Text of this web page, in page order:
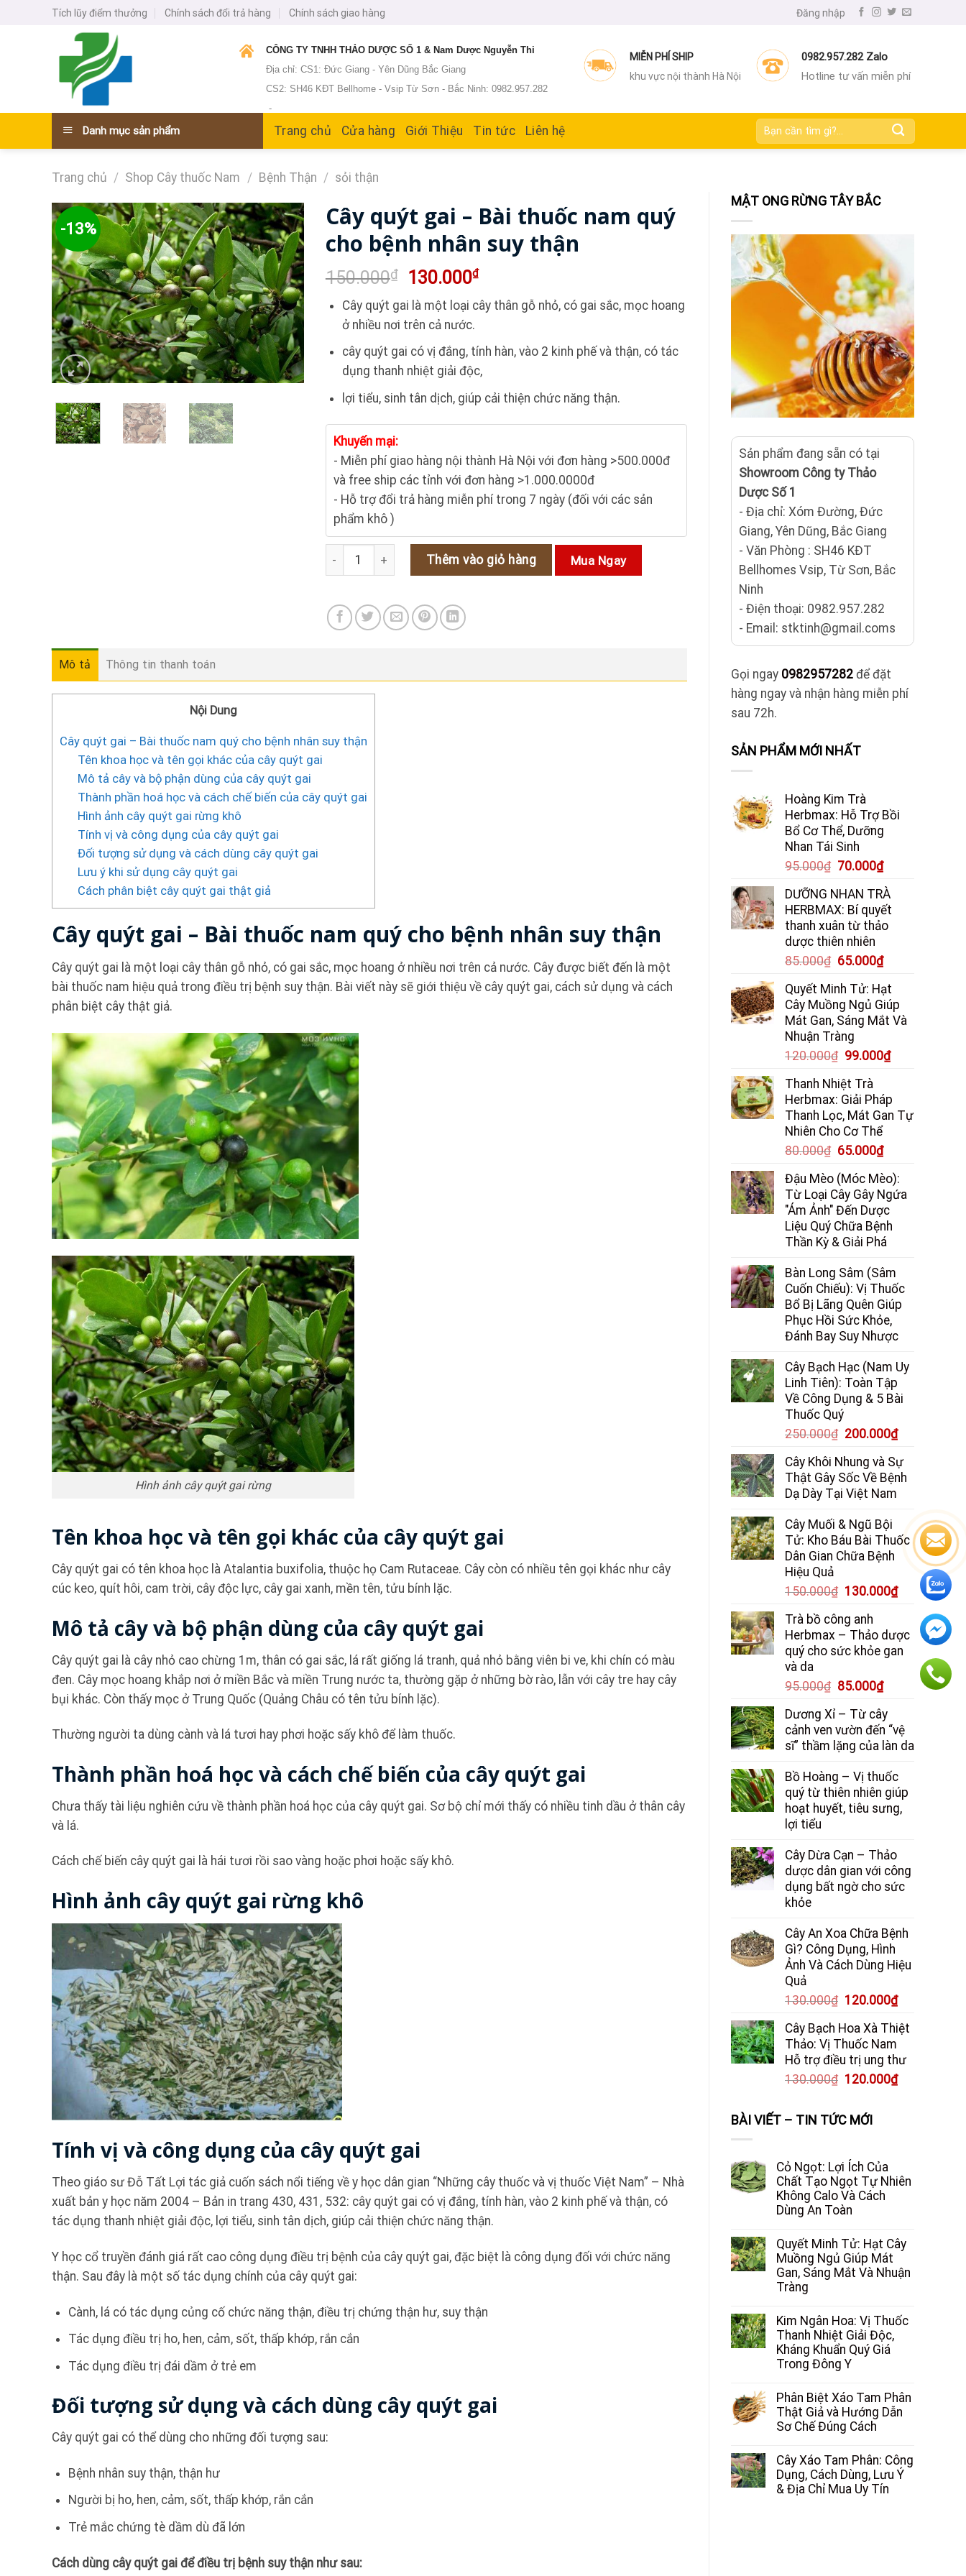
Tích lũy điểm thưởng Chính sách đổi trả hàng Chính sách giao hàng Đăng nhập
CÔNG TY TNHH THẢO DƯỢC SỐ 1 & Nam Dược Nguyễn Thi
Địa chỉ: CS1: Đức Giang - Yên Dũng Bắc Giang
CS2: SH46 KĐT Bellhome - Vsip Từ Sơn - Bắc Ninh: 0982.957.282
-
MIỄN PHÍ SHIP
khu vực nội thành Hà Nội
0982.957.282 Zalo
Hotline tư vấn miễn phí
Danh mục sản phẩm Trang chủ Cửa hàng Giới Thiệu Tin tức Liên hệ
Tìm
kiếm:
Trang chủ / Shop Cây thuốc Nam / Bệnh Thận / sỏi thận
MẬT ONG RỪNG TÂY BẮC
Sản phẩm đang sẵn có tại
Showroom Công ty Thảo
Dược Số 1
- Địa chỉ: Xóm Đường, Đức
Giang, Yên Dũng, Bắc Giang
- Văn Phòng : SH46 KĐT
Bellhomes Vsip, Từ Sơn, Bắc
Ninh
- Điện thoại: 0982.957.282
- Email: stktinh@gmail.coms
Gọi ngay 0982957282 để đặt
hàng ngay và nhận hàng miễn phí
sau 72h.
SẢN PHẨM MỚI NHẤT
Hoàng Kim Trà
Herbmax: Hỗ Trợ Bồi
Bổ Cơ Thể, Dưỡng
Nhan Tái Sinh
95.000₫ Giá
là:
95.000₫.
70.000₫Giá
tại
là:
70.000₫.
DƯỠNG NHAN TRÀ
HERBMAX: Bí quyết
thanh xuân từ thảo
dược thiên nhiên
85.000₫ Giá
là:
85.000₫.
65.000₫Giá
tại
là:
65.000₫.
Quyết Minh Tử: Hạt
Cây Muồng Ngủ Giúp
Mát Gan, Sáng Mắt Và
Nhuận Tràng
120.000₫ Giá
là:
120.000₫.
99.000₫Giá
là:
99.000₫.
Thanh Nhiệt Trà
Herbmax: Giải Pháp
Thanh Lọc, Mát Gan Tự
Nhiên Cho Cơ Thể
80.000₫ Giá
là:
80.000₫.
65.000₫Giá
tại
là:
65.000₫.
Đậu Mèo (Móc Mèo):
Từ Loại Cây Gây Ngứa
"Ám Ảnh" Đến Dược
Liệu Quý Chữa Bệnh
Thần Kỳ & Giải Phá
Bàn Long Sâm (Sâm
Cuốn Chiếu): Vị Thuốc
Bổ Bị Lãng Quên Giúp
Phục Hồi Sức Khỏe,
Đánh Bay Suy Nhược
Cây Bạch Hạc (Nam Uy
Linh Tiên): Toàn Tập
Về Công Dụng & 5 Bài
Thuốc Quý
250.000₫ Giá
là:
250.000₫.
200.000₫Giá
tại
là:
Cây Khôi Nhung và Sự
Thật Gây Sốc Về Bệnh
Dạ Dày Tại Việt Nam
Cây Muối & Ngũ Bội
Tử: Kho Báu Bài Thuốc
Dân Gian Chữa Bệnh
Hiệu Quả
150.000₫ Giá
là:
150.000₫.
130.000₫Giá
là:
130.000₫.
Trà bồ công anh
Herbmax – Thảo dược
quý cho sức khỏe gan
và da
95.000₫ Giá
là:
95.000₫.
85.000₫Giá
tại
là:
85.000₫.
Dương Xỉ – Từ cây
cảnh ven vườn đến “vệ
sĩ” thầm lặng của làn da
Bồ Hoàng – Vị thuốc
quý từ thiên nhiên giúp
hoạt huyết, tiêu sưng,
lợi tiểu
Cây Dừa Cạn – Thảo
dược dân gian với công
dụng bất ngờ cho sức
khỏe
Cây An Xoa Chữa Bệnh
Gì? Công Dụng, Hình
Ảnh Và Cách Dùng Hiệu
Quả
130.000₫ Giá
là:
130.000₫.
120.000₫Giá
tại
120.000₫.
Cây Bạch Hoa Xà Thiệt
Thảo: Vị Thuốc Nam
Hỗ trợ điều trị ung thư
130.000₫ Giá
là:
130.000₫.
120.000₫Giá
BÀI VIẾT – TIN TỨC MỚI
Cỏ Ngọt: Lợi Ích Của
Chất Tạo Ngọt Tự Nhiên
Không Calo Và Cách
Dùng An Toàn
Quyết Minh Tử: Hạt Cây
Muồng Ngủ Giúp Mát
Gan, Sáng Mắt Và Nhuận
Tràng
Kim Ngân Hoa: Vị Thuốc
Thanh Nhiệt Giải Độc,
Kháng Khuẩn Quý Giá
Trong Đông Y
Phân Biệt Xáo Tam Phân
Thật Giả và Hướng Dẫn
Sơ Chế Đúng Cách
Cây Xáo Tam Phân: Công
Dụng, Cách Dùng, Lưu Ý
& Địa Chỉ Mua Uy Tín
-13%
Cây quýt gai – Bài thuốc nam quý
cho bệnh nhân suy thận
150.000₫
Giá
gốc
là:
150.000₫.
130.000₫Giá
hiện
tại
130.000₫.
Cây quýt gai là một loại cây thân gỗ nhỏ, có gai sắc, mọc hoang
ở nhiều nơi trên cả nước.
cây quýt gai có vị đắng, tính hàn, vào 2 kinh phế và thận, có tác
dụng thanh nhiệt giải độc,
lợi tiểu, sinh tân dịch, giúp cải thiện chức năng thận.
Khuyến mại:
- Miễn phí giao hàng nội thành Hà Nội với đơn hàng >500.000đ
và free ship các tỉnh với đơn hàng >1.000.0000đ
- Hỗ trợ đổi trả hàng miễn phí trong 7 ngày (đối với các sản
phẩm khô )
Cây quýt gai - Bài thuốc nam quý cho bệnh nhân suy thận số lượng
Thêm vào giỏ hàng Mua Ngay
Mô tả Thông tin thanh toán
Nội Dung
Cây quýt gai – Bài thuốc nam quý cho bệnh nhân suy thận
Tên khoa học và tên gọi khác của cây quýt gai
Mô tả cây và bộ phận dùng của cây quýt gai
Thành phần hoá học và cách chế biến của cây quýt gai
Hình ảnh cây quýt gai rừng khô
Tính vị và công dụng của cây quýt gai
Đối tượng sử dụng và cách dùng cây quýt gai
Lưu ý khi sử dụng cây quýt gai
Cách phân biệt cây quýt gai thật giả
Cây quýt gai – Bài thuốc nam quý cho bệnh nhân suy thận
Cây quýt gai là một loại cây thân gỗ nhỏ, có gai sắc, mọc hoang ở nhiều nơi trên cả nước. Cây được biết đến là một
bài thuốc nam hiệu quả trong điều trị bệnh suy thận. Bài viết này sẽ giới thiệu về cây quýt gai, cách sử dụng và cách
phân biệt cây thật giả.
Hình ảnh cây quýt gai rừng
Tên khoa học và tên gọi khác của cây quýt gai
Cây quýt gai có tên khoa học là Atalantia buxifolia, thuộc họ Cam Rutaceae. Cây còn có nhiều tên gọi khác như cây
cúc keo, quít hôi, cam trời, cây độc lực, cây gai xanh, mền tên, tửu bính lặc.
Mô tả cây và bộ phận dùng của cây quýt gai
Cây quýt gai là cây nhỏ cao chừng 1m, thân có gai sắc, lá rất giống lá tranh, quả nhỏ bằng viên bi ve, khi chín có màu
đen. Cây mọc hoang khắp nơi ở miền Bắc và miền Trung nước ta, thường gặp ở những bờ rào, lẫn với cây tre hay cây
bụi khác. Còn thấy mọc ở Trung Quốc (Quảng Châu có tên tửu bính lặc).
Thường người ta dùng cành và lá tươi hay phơi hoặc sấy khô để làm thuốc.
Thành phần hoá học và cách chế biến của cây quýt gai
Chưa thấy tài liệu nghiên cứu về thành phần hoá học của cây quýt gai. Sơ bộ chỉ mới thấy có nhiều tinh dầu ở thân cây
và lá.
Cách chế biến cây quýt gai là hái tươi rồi sao vàng hoặc phơi hoặc sấy khô.
Hình ảnh cây quýt gai rừng khô
Tính vị và công dụng của cây quýt gai
Theo giáo sư Đỗ Tất Lợi tác giả cuốn sách nổi tiếng về y học dân gian “Những cây thuốc và vị thuốc Việt Nam” – Nhà
xuất bản y học năm 2004 – Bản in trang 430, 431, 532: cây quýt gai có vị đắng, tính hàn, vào 2 kinh phế và thận, có
tác dụng thanh nhiệt giải độc, lợi tiểu, sinh tân dịch, giúp cải thiện chức năng thận.
Y học cổ truyền đánh giá rất cao công dụng điều trị bệnh của cây quýt gai, đặc biệt là công dụng đối với chức năng
thận. Sau đây là một số tác dụng chính của cây quýt gai:
Cành, lá có tác dụng củng cố chức năng thận, điều trị chứng thận hư, suy thận
Tác dụng điều trị ho, hen, cảm, sốt, thấp khớp, rắn cắn
Tác dụng điều trị đái dầm ở trẻ em
Đối tượng sử dụng và cách dùng cây quýt gai
Cây quýt gai có thể dùng cho những đối tượng sau:
Bệnh nhân suy thận, thận hư
Người bị ho, hen, cảm, sốt, thấp khớp, rắn cắn
Trẻ mắc chứng tè dầm dù đã lớn
Cách dùng cây quýt gai để điều trị bệnh suy thận như sau: